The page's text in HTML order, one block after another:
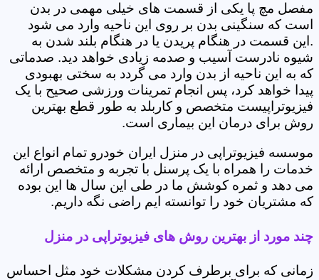
مفصل مچ پا یکی از قسمت های خیلی مهمی در بدن
است که سنگینی بدن بر روی این ناحیه وارد می شود
.این قسمت در هنگام پریدن یا در هنگام بلند شدن به
شیوه نادرست آسیب و صدمه زیادی خواهد دید. صدماتی
که به این ناحیه از بدن وارد می گردد به سختی بهبودی
پیدا خواهد کرد، پس انجام تمرینات ورزشی صحیح با یک
فیزیوتراپیست متخصص و کاربلد به طور قطع بهترین
روش برای درمان این بیماری است.
موسسه فیزیوتراپی در منزل ایران خودرو تمام انواع این
خدمات را همراه با یک پرسنل با تجربه و متخصص ارائه
می دهد و ثمره کوشش ما در طی این سال ها این بوده
که مشتریان خود را توانسته ایم راضی نگه داریم.
چند مورد از بهترین روش های فیزیوتراپی در منزل
زمانی که برای برطرف کردن مشکلات خود مثل احساس